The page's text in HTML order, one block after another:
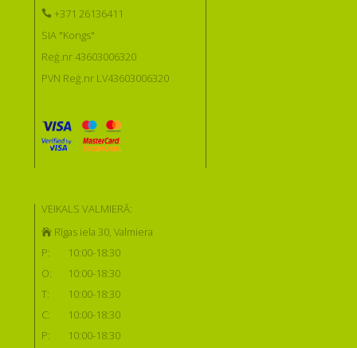
+371 26136411
SIA "Kongs"
Reģ.nr 43603006320
PVN Reģ.nr LV43603006320
VEIKALS VALMIERĀ:
Rīgas iela 30, Valmiera
P:
10:00-18:30
O:
10:00-18:30
T:
10:00-18:30
C:
10:00-18:30
P:
10:00-18:30